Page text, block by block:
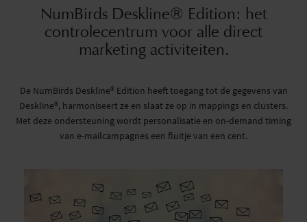
NumBirds Deskline® Edition: het
controlecentrum voor alle direct
marketing activiteiten.
De NumBirds Deskline® Edition heeft toegang tot de gegevens van
Deskline®, harmoniseert ze en slaat ze op in mappings en clusters.
Met deze ondersteuning wordt personalisatie en on-demand timing
van e-mailcampagnes een fluitje van een cent.